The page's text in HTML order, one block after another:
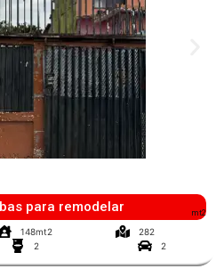
mt2
para remodelar
148mt2
282
2 2